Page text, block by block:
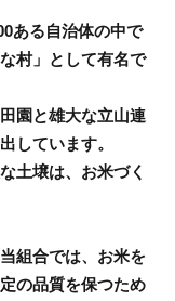
ある自治体の中で
村」として有名で
園と雄大な立山連
しています。
土壌は、お米づく
組合では、お米を
の品質を保つため